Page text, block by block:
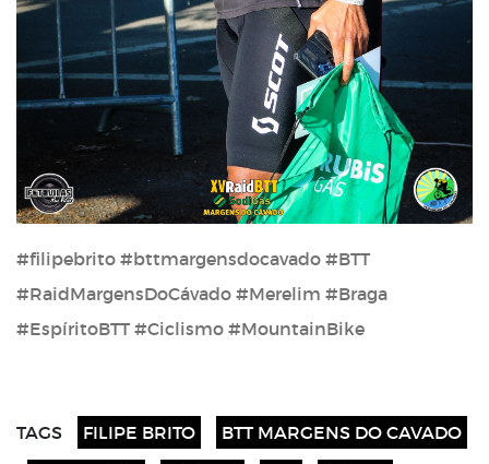
#filipebrito #bttmargensdocavado #BTT
#RaidMargensDoCávado #Merelim #Braga
#EspíritoBTT #Ciclismo #MountainBike
TAGS FILIPE BRITO
BTT MARGENS DO CAVADO